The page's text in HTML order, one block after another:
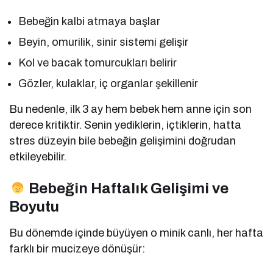
Bebeğin kalbi atmaya başlar
Beyin, omurilik, sinir sistemi gelişir
Kol ve bacak tomurcukları belirir
Gözler, kulaklar, iç organlar şekillenir
Bu nedenle, ilk 3 ay hem bebek hem anne için son
derece kritiktir. Senin yediklerin, içtiklerin, hatta
stres düzeyin bile bebeğin gelişimini doğrudan
etkileyebilir.
Bebeğin Haftalık Gelişimi ve
Boyutu
Bu dönemde içinde büyüyen o minik canlı, her hafta
farklı bir mucizeye dönüşür: